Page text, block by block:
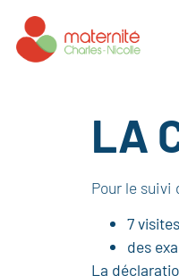
LA
Pour le suivi
7 visites
des
La